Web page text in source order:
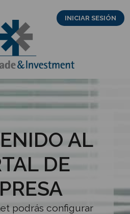
INICIAR SESIÓN
AL
DE
podrás configurar